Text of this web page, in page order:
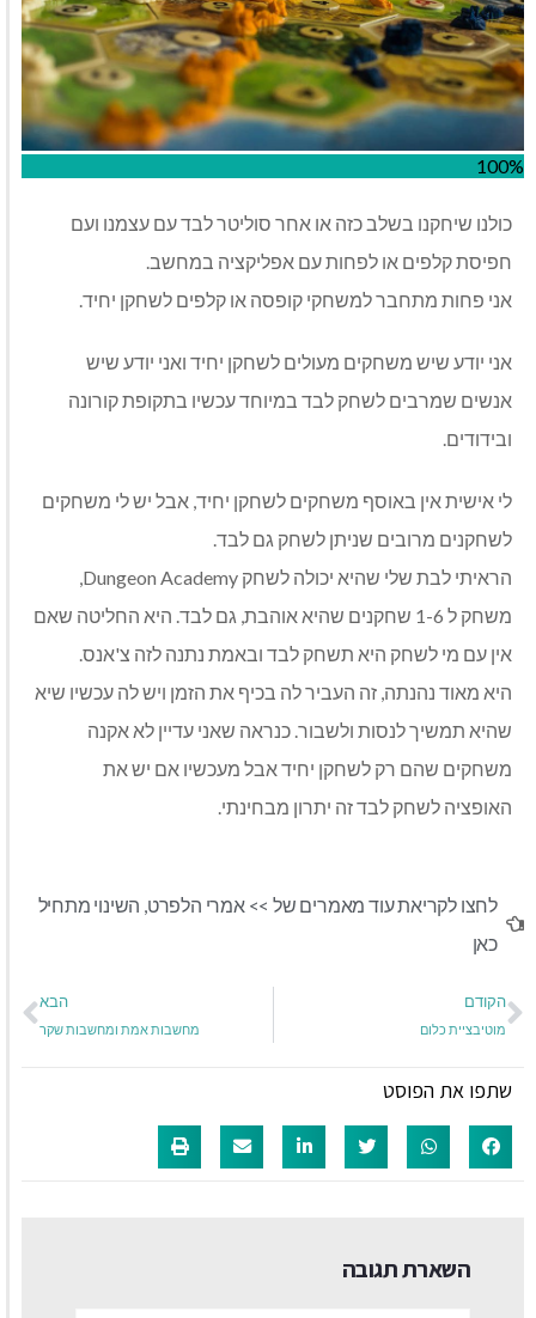
100%
כולנו שיחקנו בשלב כזה או אחר סוליטר לבד עם עצמנו ועם
חפיסת קלפים או לפחות עם אפליקציה במחשב.
אני פחות מתחבר למשחקי קופסה או קלפים לשחקן יחיד.
אני יודע שיש משחקים מעולים לשחקן יחיד ואני יודע שיש
אנשים שמרבים לשחק לבד במיוחד עכשיו בתקופת קורונה
ובידודים.
לי אישית אין באוסף משחקים לשחקן יחיד, אבל יש לי משחקים
לשחקנים מרובים שניתן לשחק גם לבד.
הראיתי לבת שלי שהיא יכולה לשחק Dungeon Academy,
משחק ל 1-6 שחקנים שהיא אוהבת, גם לבד. היא החליטה שאם
אין עם מי לשחק היא תשחק לבד ובאמת נתנה לזה צ'אנס.
היא מאוד נהנתה, זה העביר לה בכיף את הזמן ויש לה עכשיו שיא
שהיא תמשיך לנסות ולשבור. כנראה שאני עדיין לא אקנה
משחקים שהם רק לשחקן יחיד אבל מעכשיו אם יש את
האופציה לשחק לבד זה יתרון מבחינתי.
לחצו לקריאת עוד מאמרים של >> אמרי הלפרט, השינוי מתחיל
כאן
הקודם
מוטיבציית כלום
הבא
מחשבות אמת ומחשבות שקר
שתפו את הפוסט
השארת תגובה